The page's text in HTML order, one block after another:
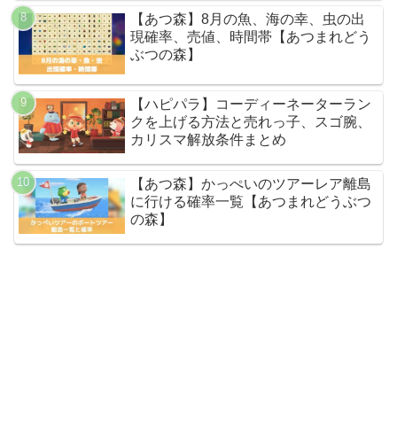
【あつ森】8月の魚、海の幸、虫の出
現確率、売値、時間帯【あつまれどう
ぶつの森】
【ハピパラ】コーディーネーターラン
クを上げる方法と売れっ子、スゴ腕、
カリスマ解放条件まとめ
【あつ森】かっぺいのツアーレア離島
に行ける確率一覧【あつまれどうぶつ
の森】